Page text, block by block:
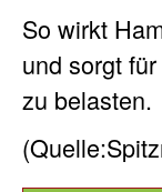
So wirkt
und sorgt
zu belasten.